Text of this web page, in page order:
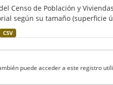
Censo de Población y
según su tamaño (superficie
CSV
puede acceder a este registro